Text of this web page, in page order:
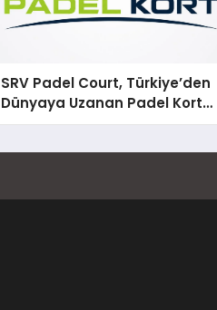
SRV Padel Court, Türkiye’den
Dünyaya Uzanan Padel Kort
Üretiminde Güvenin Adresi